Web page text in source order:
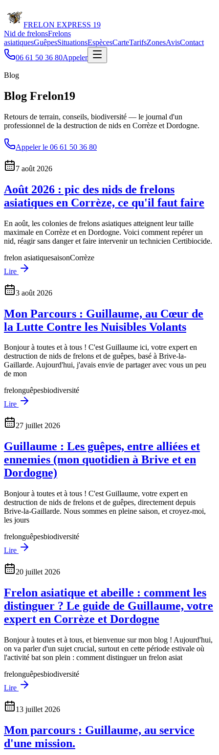
FRELON EXPRESS 19
Nid de frelonsFrelons
asiatiquesGuêpesSituationsEspècesCarteTarifsZonesAvisContact
06 61 50 36 80Appeler
Blog
Blog Frelon19
Retours de terrain, conseils, biodiversité — le journal d'un
professionnel de la destruction de nids en Corrèze et Dordogne.
Appeler le 06 61 50 36 80
7 août 2026
Août 2026 : pic des nids de frelons
asiatiques en Corrèze, ce qu'il faut faire
En août, les colonies de frelons asiatiques atteignent leur taille
maximale en Corrèze et en Dordogne. Voici comment repérer un
nid, réagir sans danger et faire intervenir un technicien Certibiocide.
frelon asiatiquesaisonCorrèze
Lire
3 août 2026
Mon Parcours : Guillaume, au Cœur de
la Lutte Contre les Nuisibles Volants
Bonjour à toutes et à tous ! C'est Guillaume ici, votre expert en
destruction de nids de frelons et de guêpes, basé à Brive-la-
Gaillarde. Aujourd'hui, j'avais envie de partager avec vous un peu
de mon
frelonguêpesbiodiversité
Lire
27 juillet 2026
Guillaume : Les guêpes, entre alliées et
ennemies (mon quotidien à Brive et en
Dordogne)
Bonjour à toutes et à tous ! C'est Guillaume, votre expert en
destruction de nids de frelons et de guêpes, directement depuis
Brive-la-Gaillarde. Nous sommes en pleine saison, et croyez-moi,
les jours
frelonguêpesbiodiversité
Lire
20 juillet 2026
Frelon asiatique et abeille : comment les
distinguer ? Le guide de Guillaume, votre
expert en Corrèze et Dordogne
Bonjour à toutes et à tous, et bienvenue sur mon blog ! Aujourd'hui,
on va parler d'un sujet crucial, surtout en cette période estivale où
l'activité bat son plein : comment distinguer un frelon asiat
frelonguêpesbiodiversité
Lire
13 juillet 2026
Mon parcours : Guillaume, au service
d'une mission.